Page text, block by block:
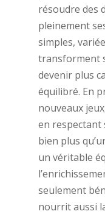
résoudre des
pleinement
simples,
transforment
devenir plus
équilibré. En
nouveaux
en respectant
bien plus
un véritable
seulement
nourrit aussi